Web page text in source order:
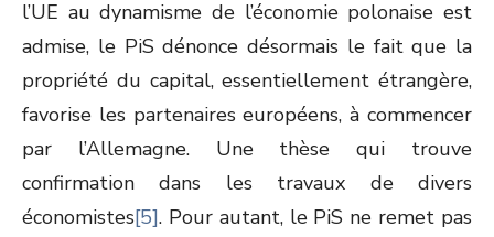
l’UE au dynamisme de l’économie polonaise est
admise, le PiS dénonce désormais le fait que la
propriété du capital, essentiellement étrangère,
favorise les partenaires européens, à commencer
par l’Allemagne. Une thèse qui trouve
confirmation dans les travaux de divers
économistes[5]. Pour autant, le PiS ne remet pas